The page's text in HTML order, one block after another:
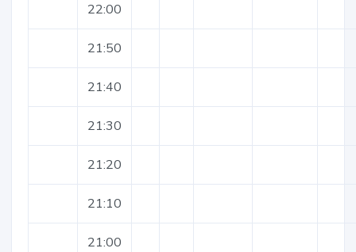
22:00
21:50
21:40
21:30
21:20
21:10
21:00